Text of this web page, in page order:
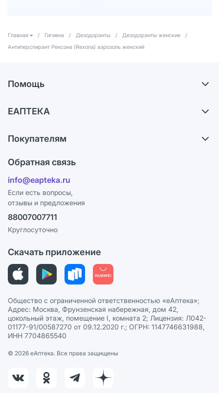
Главная / Гигиена / Дезодоранты / Дезодоранты женские
/
Антиперспирант Рексона (Rexona) аэрозоль женский
Помощь
Самовывоз из аптек
Ответы на вопросы
Блог
ЕАПТЕКА
Карьера
Поставщики
Лицензия
Реклама на сайте
Ваши товары на ЕАПТЕКЕ
Покупателям
Программа СберСпасибо
Политика конфиденциальности
Пользовательское соглашение
Политика рекомендаций
Этика и соответствие
Политика в отношении обработки персональных данных
Обратная связь
info@eapteka.ru
Если есть вопросы,
отзывы и предложения
88007007711
Круглосуточно
Скачать приложение
Общество с ограниченной ответственностью «еАптека»;
Адрес: Москва, Фрунзенская набережная, дом 42,
цокольный этаж, помещение I, комната 2; Лицензия: Л042-
01177-91/00587270 от 09.12.2020 г.; ОГРН: 1147746631988,
ИНН 7704865540
© 2026 eАптека. Все права защищены